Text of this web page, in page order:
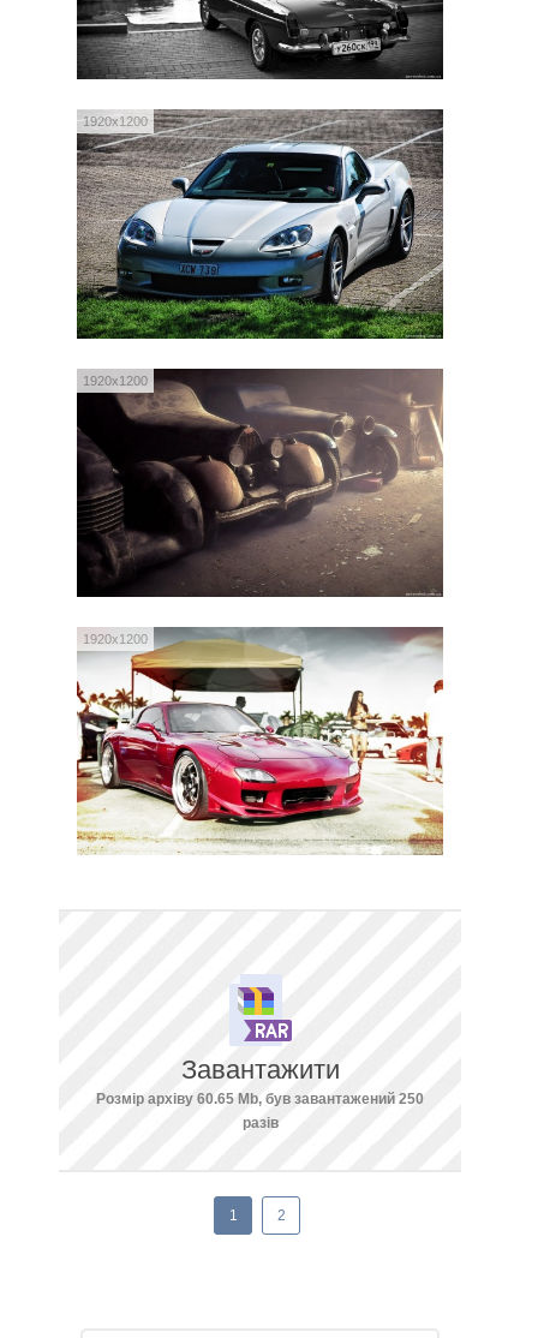
1920x1200
1920x1200
1920x1200
Завантажити
Розмір архіву 60.65 Mb, був завантажений 250
разів
1 2